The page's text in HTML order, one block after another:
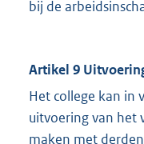
bij de
Artikel 9
Het college kan in
uitvoering van het
maken met